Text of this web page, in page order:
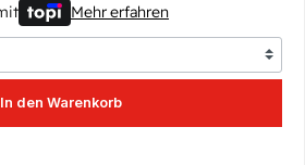
Mehr erfahren
In den Warenkorb